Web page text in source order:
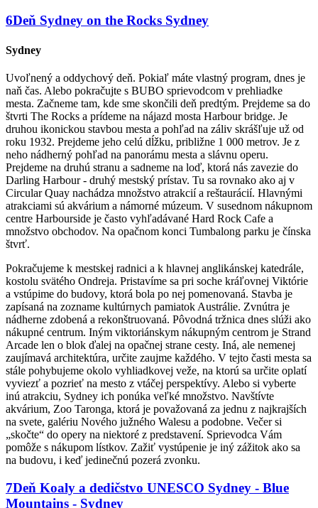
6Deň Sydney on the Rocks Sydney
Sydney
Uvoľnený a oddychový deň. Pokiaľ máte vlastný program, dnes je
naň čas. Alebo pokračujte s BUBO sprievodcom v prehliadke
mesta. Začneme tam, kde sme skončili deň predtým. Prejdeme sa do
štvrti The Rocks a prídeme na nájazd mosta Harbour bridge. Je
druhou ikonickou stavbou mesta a pohľad na záliv skrášľuje už od
roku 1932. Prejdeme jeho celú dĺžku, približne 1 000 metrov. Je z
neho nádherný pohľad na panorámu mesta a slávnu operu.
Prejdeme na druhú stranu a sadneme na loď, ktorá nás zavezie do
Darling Harbour - druhý mestský prístav. Tu sa rovnako ako aj v
Circular Quay nachádza množstvo atrakcií a reštaurácií. Hlavnými
atrakciami sú akvárium a námorné múzeum. V susednom nákupnom
centre Harbourside je často vyhľadávané Hard Rock Cafe a
množstvo obchodov. Na opačnom konci Tumbalong parku je čínska
štvrť.
Pokračujeme k mestskej radnici a k hlavnej anglikánskej katedrále,
kostolu svätého Ondreja. Pristavíme sa pri soche kráľovnej Viktórie
a vstúpime do budovy, ktorá bola po nej pomenovaná. Stavba je
zapísaná na zozname kultúrnych pamiatok Austrálie. Zvnútra je
nádherne zdobená a rekonštruovaná. Pôvodná tržnica dnes slúži ako
nákupné centrum. Iným viktoriánskym nákupným centrom je Strand
Arcade len o blok ďalej na opačnej strane cesty. Iná, ale nemenej
zaujímavá architektúra, určite zaujme každého. V tejto časti mesta sa
stále pohybujeme okolo vyhliadkovej veže, na ktorú sa určite oplatí
vyviezť a pozrieť na mesto z vtáčej perspektívy. Alebo si vyberte
inú atrakciu, Sydney ich ponúka veľké množstvo. Navštívte
akvárium, Zoo Taronga, ktorá je považovaná za jednu z najkrajších
na svete, galériu Nového južného Walesu a podobne. Večer si
„skočte“ do opery na niektoré z predstavení. Sprievodca Vám
pomôže s nákupom lístkov. Zažiť vystúpenie je iný zážitok ako sa
na budovu, i keď jedinečnú pozerá zvonku.
7Deň Koaly a dedičstvo UNESCO Sydney - Blue
Mountains - Sydney